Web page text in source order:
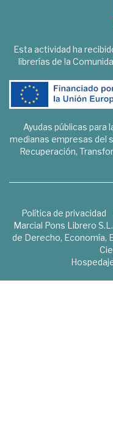
Esta actividad ha
librerías de la
Ayudas públicas para
medianas empresas del
Recuperación,
Política de privacidad
Marcial Pons Librero
de Derecho, Economía,